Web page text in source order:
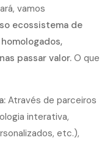
vamos
ecossistema de
passar valor. O que
Através de parceiros
interativa,
etc.),